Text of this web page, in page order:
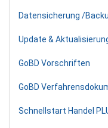
Datensicherung /
Update &
GoBD Vorschriften
GoBD
Schnellstart Handel